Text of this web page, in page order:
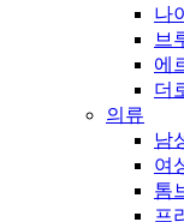
나
브
에
더
의류
남
여
톰
프